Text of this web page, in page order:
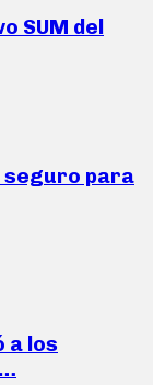
SUM del
seguro para
a los